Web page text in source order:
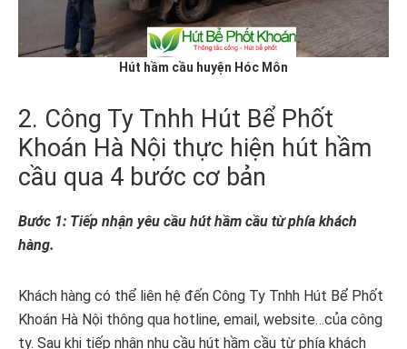
Hút hầm cầu huyện Hóc Môn
2. Công Ty Tnhh Hút Bể Phốt
Khoán Hà Nội thực hiện hút hầm
cầu qua 4 bước cơ bản
Bước 1: Tiếp nhận yêu cầu hút hầm cầu từ phía khách
hàng.
Khách hàng có thể liên hệ đến Công Ty Tnhh Hút Bể Phốt
Khoán Hà Nội thông qua hotline, email, website…của công
ty. Sau khi tiếp nhận nhu cầu hút hầm cầu từ phía khách